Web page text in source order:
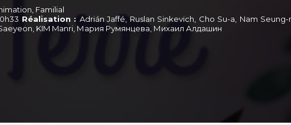
Familial
Réalisation : Adrián Jaffé, Ruslan Sinkevich, Cho Su-a, Nam
KIM Manri, Мария Румянцева, Михаил Алдашин